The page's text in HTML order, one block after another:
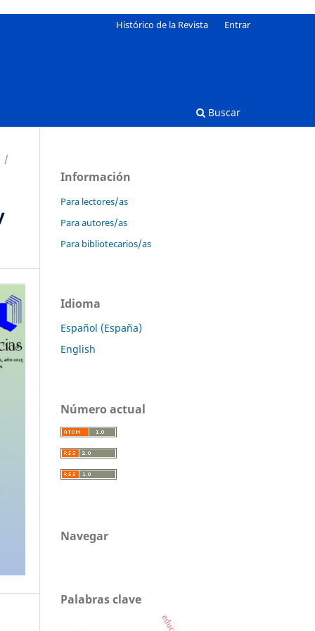
Buscar
Histórico de la Revista Entrar
/
Información
Para lectores/as
Para autores/as
Para bibliotecarios/as
Idioma
Español (España)
English
Número actual
Navegar
Palabras clave